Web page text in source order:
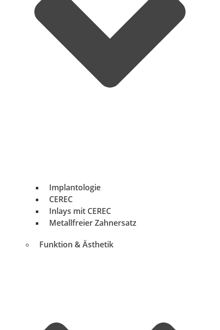
Implantologie
CEREC
Inlays mit CEREC
Metallfreier Zahnersatz
Funktion & Ästhetik